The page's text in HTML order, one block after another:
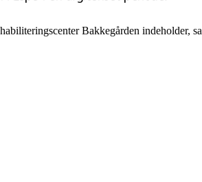
Bakkegården indeholder,